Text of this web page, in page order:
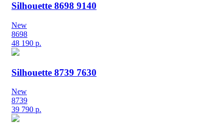
Silhouette 8698 9140
New
8698
48 190 р.
Silhouette 8739 7630
New
8739
39 790 р.